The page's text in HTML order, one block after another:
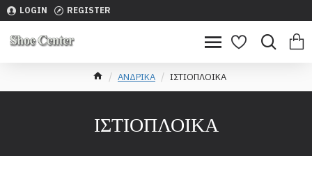
LOGIN REGISTER
ΑΝΔΡΙΚΑ ΙΣΤΙΟΠΛΟΙΚΑ
ΙΣΤΙΟΠΛΟΙΚΑ